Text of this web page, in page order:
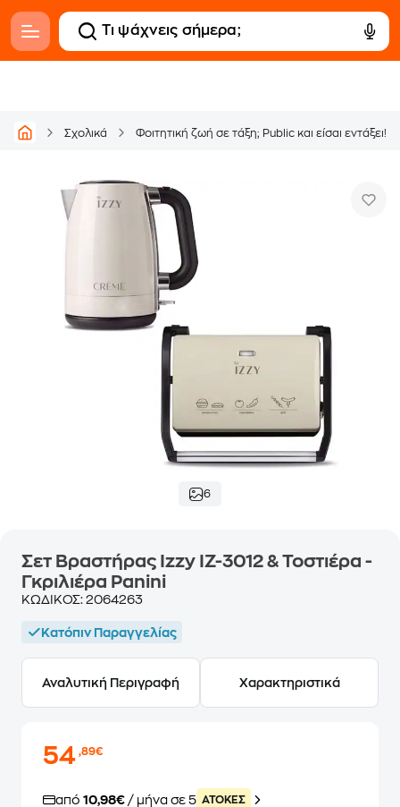
Σχολικά Φοιτητική ζωή σε τάξη; Public και είσαι εντάξει!
6
Σετ Βραστήρας Ιzzy IZ-3012 & Τοστιέρα -
Γκριλιέρα Panini
ΚΩΔΙΚΟΣ: 2064263
Κατόπιν Παραγγελίας
Αναλυτική Περιγραφή Χαρακτηριστικά
54,89€
από 10,98€ / μήνα σε 5 ATOKEΣ